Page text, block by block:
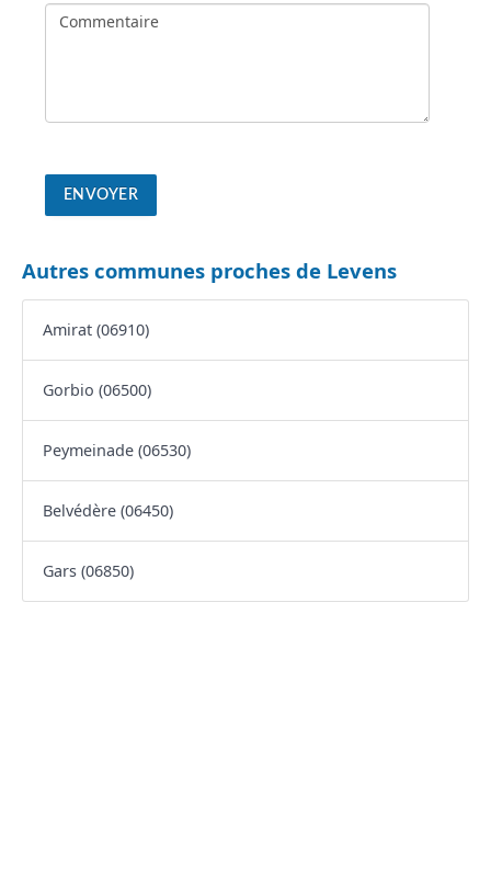
Autres communes proches de Levens
Amirat (06910)
Gorbio (06500)
Peymeinade (06530)
Belvédère (06450)
Gars (06850)